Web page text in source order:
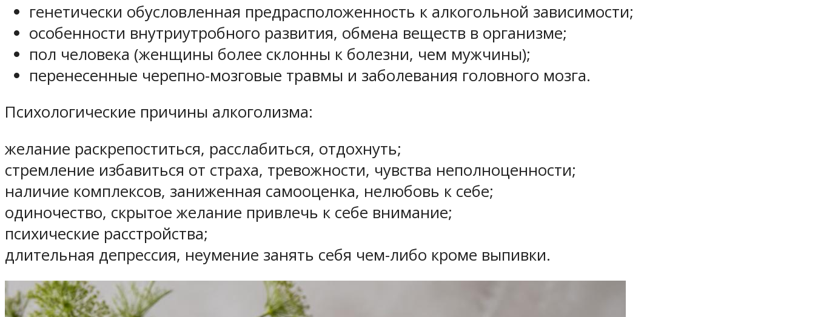
генетически обусловленная предрасположенность к алкогольной зависимости;
особенности внутриутробного развития, обмена веществ в организме;
пол человека (женщины более склонны к болезни, чем мужчины);
перенесенные черепно-мозговые травмы и заболевания головного мозга.
Психологические причины алкоголизма:
желание раскрепоститься, расслабиться, отдохнуть;
стремление избавиться от страха, тревожности, чувства неполноценности;
наличие комплексов, заниженная самооценка, нелюбовь к себе;
одиночество, скрытое желание привлечь к себе внимание;
психические расстройства;
длительная депрессия, неумение занять себя чем-либо кроме выпивки.